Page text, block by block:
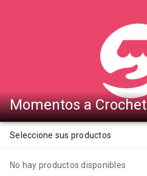
Momentos a Crochet
Seleccione sus productos
No hay productos disponibles